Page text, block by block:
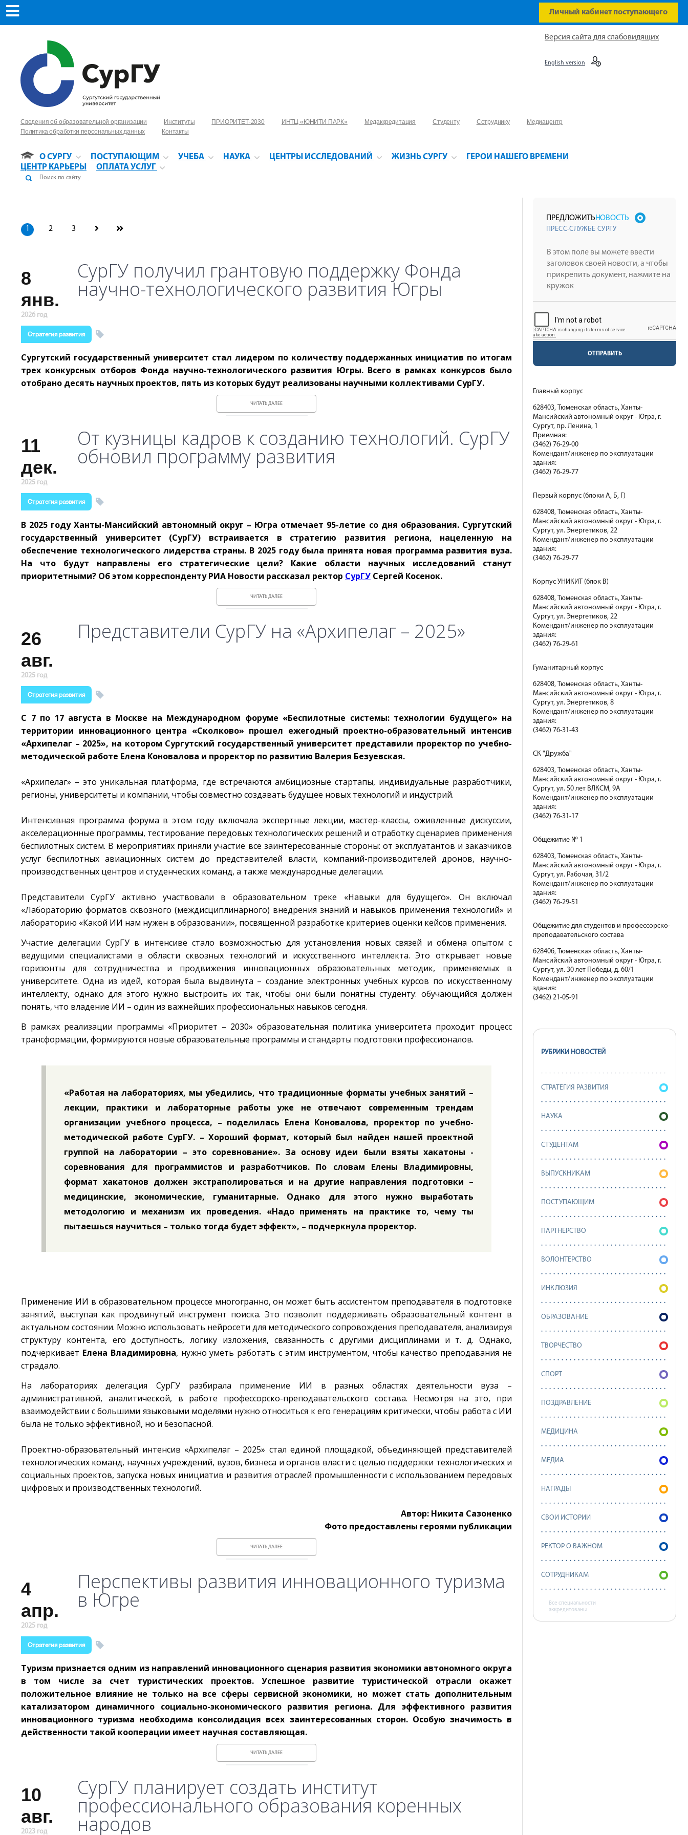
Личный кабинет поступающего
Сведения об образовательной организации Институты ПРИОРИТЕТ-2030 ИНТЦ «ЮНИТИ ПАРК» Медаккредитация Студенту Сотруднику
Медиацентр
Политика обработки персональных данных
Контакты
О СУРГУ ПОСТУПАЮЩИМ УЧЕБА НАУКА ЦЕНТРЫ ИССЛЕДОВАНИЙ ЖИЗНЬ СУРГУ
ГЕРОИ НАШЕГО ВРЕМЕНИ
ЦЕНТР КАРЬЕРЫ
ОПЛАТА УСЛУГ
Версия сайта для слабовидящих
English version
1 2 3
8
янв.
2026 год
СурГУ получил грантовую поддержку Фонда
научно-технологического развития Югры
Стратегия развития
Сургутский государственный университет стал лидером по количеству поддержанных инициатив по итогам
трех конкурсных отборов Фонда научно-технологического развития Югры. Всего в рамках конкурсов было
отобрано десять научных проектов, пять из которых будут реализованы научными коллективами СурГУ.
ЧИТАТЬ ДАЛЕЕ
11
дек.
2025 год
От кузницы кадров к созданию технологий. СурГУ
обновил программу развития
Стратегия развития
В 2025 году Ханты-Мансийский автономный округ – Югра отмечает 95-летие со дня образования. Сургутский
государственный университет (СурГУ) встраивается в стратегию развития региона, нацеленную на
обеспечение технологического лидерства страны. В 2025 году была принята новая программа развития вуза.
На что будут направлены его стратегические цели? Какие области научных исследований станут
приоритетными? Об этом корреспонденту РИА Новости рассказал ректор СурГУ Сергей Косенок.
ЧИТАТЬ ДАЛЕЕ
26
авг.
2025 год
Представители СурГУ на «Архипелаг – 2025»
Стратегия развития
С 7 по 17 августа в Москве на Международном форуме «Беспилотные системы: технологии будущего» на
территории инновационного центра «Сколково» прошел ежегодный проектно-образовательный интенсив
«Архипелаг – 2025», на котором Сургутский государственный университет представили проректор по учебно-
методической работе Елена Коновалова и проректор по развитию Валерия Безуевская.
«Архипелаг» – это уникальная платформа, где встречаются амбициозные стартапы, индивидуальные разработчики,
регионы, университеты и компании, чтобы совместно создавать будущее новых технологий и индустрий.
Интенсивная программа форума в этом году включала экспертные лекции, мастер-классы, оживленные дискуссии,
акселерационные программы, тестирование передовых технологических решений и отработку сценариев применения
беспилотных систем. В мероприятиях приняли участие все заинтересованные стороны: от эксплуатантов и заказчиков
услуг беспилотных авиационных систем до представителей власти, компаний-производителей дронов, научно-
производственных центров и студенческих команд, а также международные делегации.
Представители СурГУ активно участвовали в образовательном треке «Навыки для будущего». Он включал
«Лабораторию форматов сквозного (междисциплинарного) внедрения знаний и навыков применения технологий» и
лабораторию «Какой ИИ нам нужен в образовании», посвященной разработке критериев оценки кейсов применения.
Участие делегации СурГУ в интенсиве стало возможностью для установления новых связей и обмена опытом с
ведущими специалистами в области сквозных технологий и искусственного интеллекта. Это открывает новые
горизонты для сотрудничества и продвижения инновационных образовательных методик, применяемых в
университете. Одна из идей, которая была выдвинута – создание электронных учебных курсов по искусственному
интеллекту, однако для этого нужно выстроить их так, чтобы они были понятны студенту: обучающийся должен
понять, что владение ИИ – один из важнейших профессиональных навыков сегодня.
В рамках реализации программы «Приоритет – 2030» образовательная политика университета проходит процесс
трансформации, формируются новые образовательные программы и стандарты подготовки профессионалов.
«Работая на лабораториях, мы убедились, что традиционные форматы учебных занятий –
лекции, практики и лабораторные работы уже не отвечают современным трендам
организации учебного процесса, – поделилась Елена Коновалова, проректор по учебно-
методической работе СурГУ. – Хороший формат, который был найден нашей проектной
группой на лаборатории – это соревнование». За основу идеи были взяты хакатоны -
соревнования для программистов и разработчиков. По словам Елены Владимировны,
формат хакатонов должен экстраполироваться и на другие направления подготовки –
медицинские, экономические, гуманитарные. Однако для этого нужно выработать
методологию и механизм их проведения. «Надо применять на практике то, чему ты
пытаешься научиться – только тогда будет эффект», – подчеркнула проректор.
Применение ИИ в образовательном процессе многогранно, он может быть ассистентом преподавателя в подготовке
занятий, выступая как продвинутый инструмент поиска. Это позволит поддерживать образовательный контент в
актуальном состоянии. Можно использовать нейросети для методического сопровождения преподавателя, анализируя
структуру контента, его доступность, логику изложения, связанность с другими дисциплинами и т. д. Однако,
подчеркивает Елена Владимировна, нужно уметь работать с этим инструментом, чтобы качество преподавания не
страдало.
На лабораториях делегация СурГУ разбирала применение ИИ в разных областях деятельности вуза –
административной, аналитической, в работе профессорско-преподавательского состава. Несмотря на это, при
взаимодействии с большими языковыми моделями нужно относиться к его генерациям критически, чтобы работа с ИИ
была не только эффективной, но и безопасной.
Проектно-образовательный интенсив «Архипелаг – 2025» стал единой площадкой, объединяющей представителей
технологических команд, научных учреждений, вузов, бизнеса и органов власти с целью поддержки технологических и
социальных проектов, запуска новых инициатив и развития отраслей промышленности с использованием передовых
цифровых и производственных технологий.
Автор: Никита Сазоненко
Фото предоставлены героями публикации
ЧИТАТЬ ДАЛЕЕ
4
апр.
2025 год
Перспективы развития инновационного туризма
в Югре
Стратегия развития
Туризм признается одним из направлений инновационного сценария развития экономики автономного округа
в том числе за счет туристических проектов. Успешное развитие туристической отрасли окажет
положительное влияние не только на все сферы сервисной экономики, но может стать дополнительным
катализатором динамичного социально-экономического развития региона. Для эффективного развития
инновационного туризма необходима консолидация всех заинтересованных сторон. Особую значимость в
действенности такой кооперации имеет научная составляющая.
ЧИТАТЬ ДАЛЕЕ
10
авг.
2023 год
СурГУ планирует создать институт
профессионального образования коренных
народов
ПРЕДЛОЖИТЬНОВОСТЬ
ПРЕСС-СЛУЖБЕ СУРГУ
ОТПРАВИТЬ
Главный корпус
628403, Тюменская область, Ханты-
Мансийский автономный округ - Югра, г.
Сургут, пр. Ленина, 1
Приемная:
(3462) 76-29-00
Комендант/инженер по эксплуатации
здания:
(3462) 76-29-77
Первый корпус (блоки А, Б, Г)
628408, Тюменская область, Ханты-
Мансийский автономный округ - Югра, г.
Сургут, ул. Энергетиков, 22
Комендант/инженер по эксплуатации
здания:
(3462) 76-29-77
Корпус УНИКИТ (блок В)
628408, Тюменская область, Ханты-
Мансийский автономный округ - Югра, г.
Сургут, ул. Энергетиков, 22
Комендант/инженер по эксплуатации
здания:
(3462) 76-29-61
Гуманитарный корпус
628408, Тюменская область, Ханты-
Мансийский автономный округ - Югра, г.
Сургут, ул. Энергетиков, 8
Комендант/инженер по эксплуатации
здания:
(3462) 76-31-43
СК "Дружба"
628403, Тюменская область, Ханты-
Мансийский автономный округ - Югра, г.
Сургут, ул. 50 лет ВЛКСМ, 9А
Комендант/инженер по эксплуатации
здания:
(3462) 76-31-17
Общежитие № 1
628403, Тюменская область, Ханты-
Мансийский автономный округ - Югра, г.
Сургут, ул. Рабочая, 31/2
Комендант/инженер по эксплуатации
здания:
(3462) 76-29-51
Общежитие для студентов и профессорско-
преподавательского состава
628406, Тюменская область, Ханты-
Мансийский автономный округ - Югра, г.
Сургут, ул. 30 лет Победы, д. 60/1
Комендант/инженер по эксплуатации
здания:
(3462) 21-05-91
РУБРИКИ НОВОСТЕЙ
СТРАТЕГИЯ РАЗВИТИЯ
НАУКА
СТУДЕНТАМ
ВЫПУСКНИКАМ
ПОСТУПАЮЩИМ
ПАРТНЕРСТВО
ВОЛОНТЕРСТВО
ИНКЛЮЗИЯ
ОБРАЗОВАНИЕ
ТВОРЧЕСТВО
СПОРТ
ПОЗДРАВЛЕНИЕ
МЕДИЦИНА
МЕДИА
НАГРАДЫ
СВОИ ИСТОРИИ
РЕКТОР О ВАЖНОМ
СОТРУДНИКАМ
Все специальности
аккредитованы